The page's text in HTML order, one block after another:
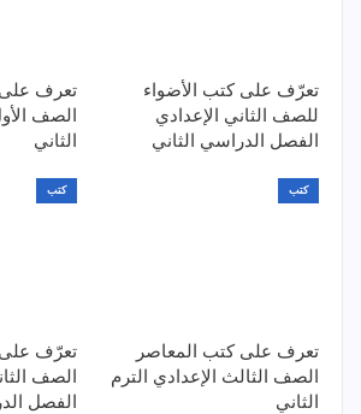
تعرّف على كتب الأضواء
للصف الثاني الإعدادي
الفصل الدراسي الثاني
تعرف على
الصف
الثاني
كتب
تعرف على كتب المعاصر
الصف الثالث الإعدادي الترم
الثاني
كتب
تعرّف
الصف
الفصل